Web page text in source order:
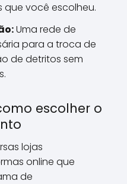
que você escolheu.
Uma rede de
para a troca de
de detritos sem
escolher o
lojas
online que
de